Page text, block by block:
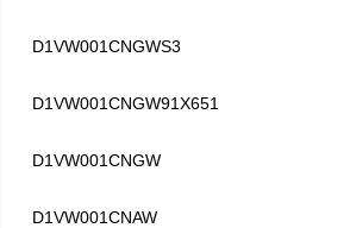
D1VW001CNGWS3
D1VW001CNGW91X651
D1VW001CNGW
D1VW001CNAW